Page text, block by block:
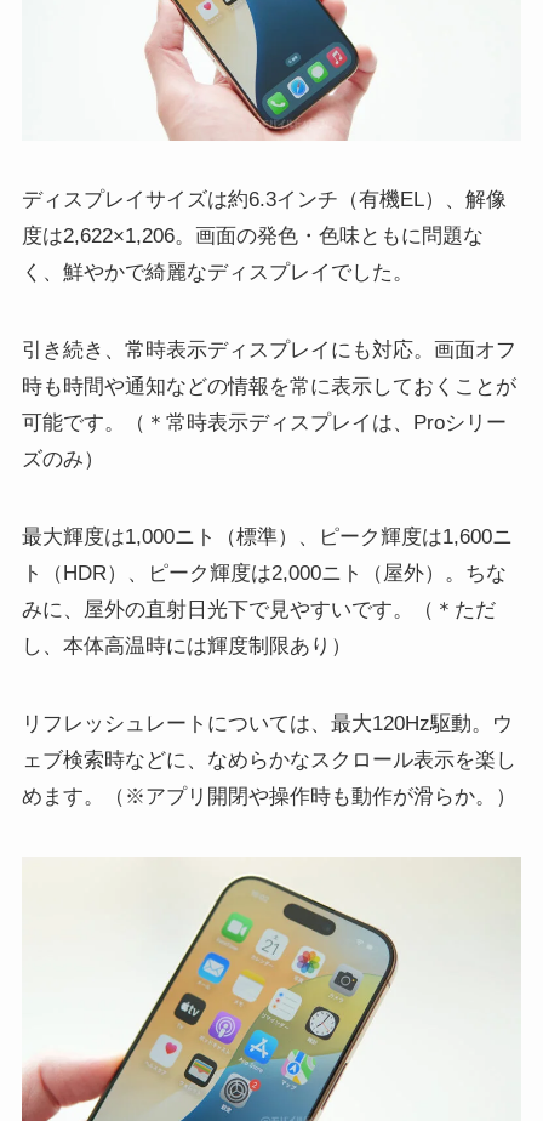
ディスプレイサイズは約6.3インチ（有機EL）、解像
度は2,622×1,206。画面の発色・色味ともに問題な
く、鮮やかで綺麗なディスプレイでした。
引き続き、常時表示ディスプレイにも対応。画面オフ
時も時間や通知などの情報を常に表示しておくことが
可能です。（＊常時表示ディスプレイは、Proシリー
ズのみ）
最大輝度は1,000ニト（標準）、ピーク輝度は1,600ニ
ト（HDR）、ピーク輝度は2,000ニト（屋外）。ちな
みに、屋外の直射日光下で見やすいです。（＊ただ
し、本体高温時には輝度制限あり）
リフレッシュレートについては、最大120Hz駆動。ウ
ェブ検索時などに、なめらかなスクロール表示を楽し
めます。（※アプリ開閉や操作時も動作が滑らか。）